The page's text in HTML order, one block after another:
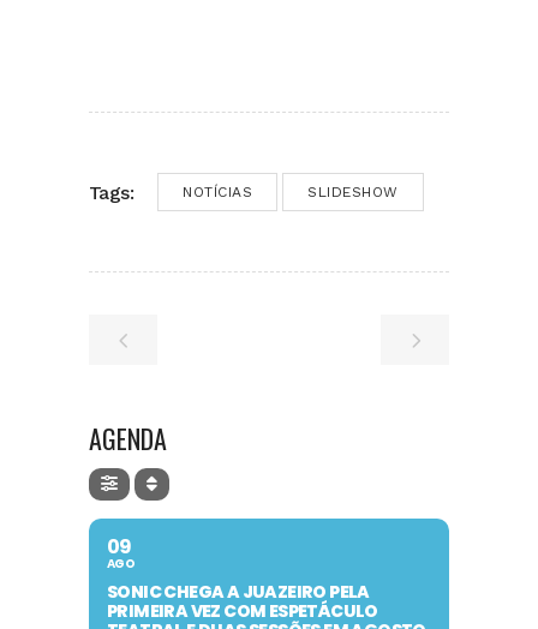
Tags: NOTÍCIAS SLIDESHOW
AGENDA
09
AGO
SONIC CHEGA A JUAZEIRO PELA
PRIMEIRA VEZ COM ESPETÁCULO